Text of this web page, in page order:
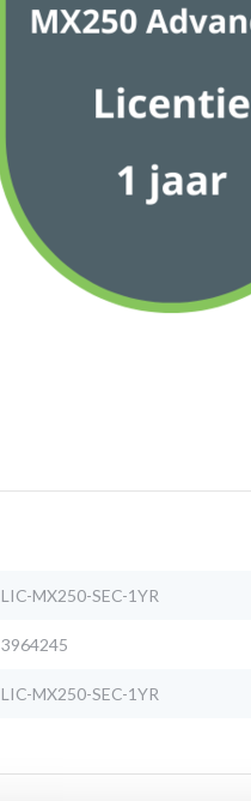
LIC-MX250-SEC-1YR
3964245
LIC-MX250-SEC-1YR